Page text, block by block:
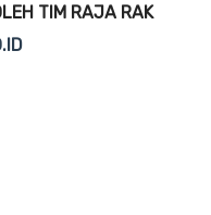
TIM RAJA RAK